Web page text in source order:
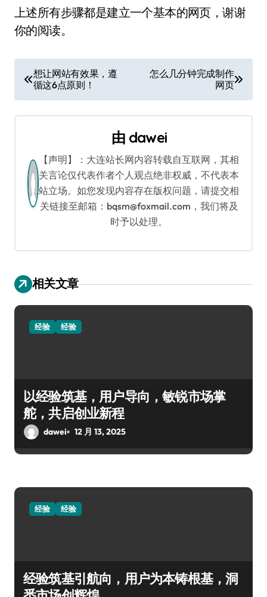
上述所有步骤都是建立一个基本的网页，谢谢
你的阅读。
文
章
导
想让网站有效果，遵
循这6点原则！
怎么几分钟完成制作
网页
由 dawei
【声明】：大连站长网内容转载自互联网，其相
关言论仅代表作者个人观点绝非权威，不代表本
站立场。如您发现内容存在版权问题，请提交相
关链接至邮箱：bqsm@foxmail.com，我们将及
时予以处理。
相关文章
经验 经验
以经验筑基，用户导向，敏锐市场掌
舵，共启创业新程
dawei 12 月 13, 2025
经验 经验
经验筑基引航向，用户为本铸根基，洞